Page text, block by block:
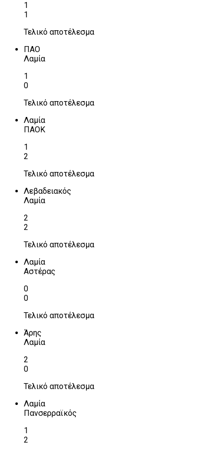
1
1
Τελικό αποτέλεσμα
ΠΑΟ
Λαμία
1
0
Τελικό αποτέλεσμα
Λαμία
ΠΑΟΚ
1
2
Τελικό αποτέλεσμα
Λεβαδειακός
Λαμία
2
2
Τελικό αποτέλεσμα
Λαμία
Αστέρας
0
0
Τελικό αποτέλεσμα
Άρης
Λαμία
2
0
Τελικό αποτέλεσμα
Λαμία
Πανσερραϊκός
1
2